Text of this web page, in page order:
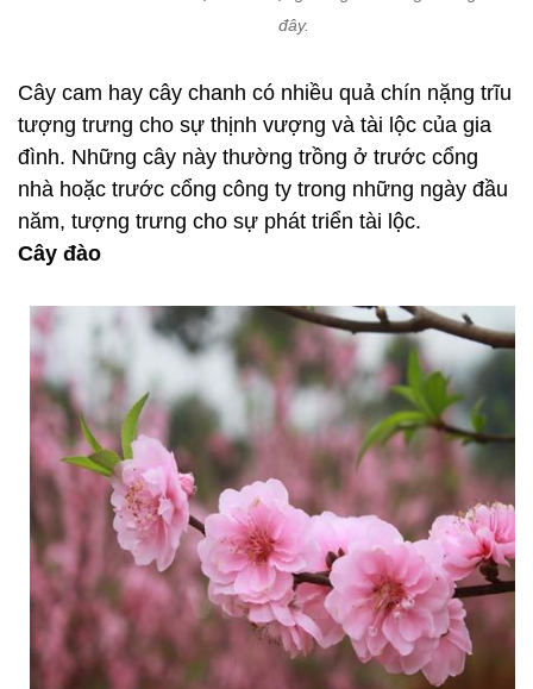
đây.
Cây cam hay cây chanh có nhiều quả chín nặng trĩu
tượng trưng cho sự thịnh vượng và tài lộc của gia
đình. Những cây này thường trồng ở trước cổng
nhà hoặc trước cổng công ty trong những ngày đầu
năm, tượng trưng cho sự phát triển tài lộc.
Cây đào